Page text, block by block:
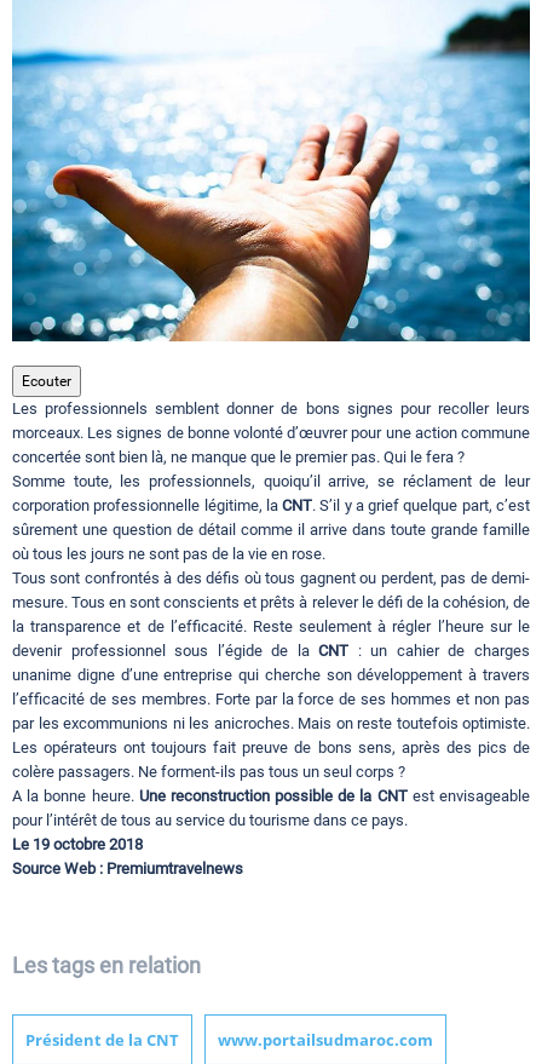
Tourisme
Régions
Hotels
Evenements
Contact
Ecouter
Les professionnels semblent donner de bons signes pour recoller leurs
morceaux. Les signes de bonne volonté d’œuvrer pour une action commune
concertée sont bien là, ne manque que le premier pas. Qui le fera ?
Somme toute, les professionnels, quoiqu’il arrive, se réclament de leur
corporation professionnelle légitime, laCNT. S’il y a grief quelque part, c’est
sûrement une question de détail comme il arrive dans toute grande famille
où tous les jours ne sont pas de la vie en rose.
Tous sont confrontés à des défis où tous gagnent ou perdent, pas de demi-
mesure. Tous en sont conscients et prêts à relever le défi de la cohésion, de
la transparence et de l’efficacité. Reste seulement à régler l’heure sur le
devenir professionnel sous l’égide de laCNT : un cahier de charges
unanime digne d’une entreprise qui cherche son développement à travers
l’efficacité de ses membres. Forte par la force de ses hommes et non pas
par les excommunions ni les anicroches. Mais on reste toutefois optimiste.
Les opérateurs ont toujours fait preuve de bons sens, après des pics de
colère passagers. Ne forment-ils pas tous un seul corps ?
A la bonne heure. Une reconstruction possible de la CNTest envisageable
pour l’intérêt de tous au service du tourisme dans ce pays.
Le 19 octobre 2018
Source Web : Premiumtravelnews
Les tags en relation
Président de la CNT www.portailsudmaroc.com